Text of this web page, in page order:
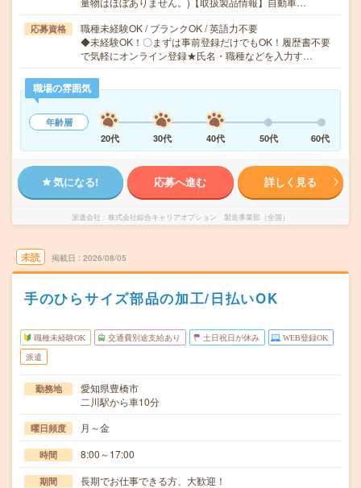
応募資格
職種未経験OK / ブランクOK / 英語力不要
◆未経験OK！〇まずは事前登録だけでもOK！履歴書不要
で気軽にオンライン登録★氏名・職種などを入力す…
職場の雰囲気
年齢層
20代
30代 40代 50代 60代
気になる! 応募へ進む 詳しく見る
派遣会社 株式会社綜合キャリアオプション 製造事業部（全国）
未読 掲載日 2026/08/05
手のひらサイズ部品の加工/日払いOK
職種未経験OK 交通費別途支給あり 土日祝日が休み WEB登録OK
派遣
勤務地
愛知県豊橋市
二川駅から車10分
曜日頻度 月～金
時間 8:00～17:00
期間 長期でお仕事できる方、大歓迎！